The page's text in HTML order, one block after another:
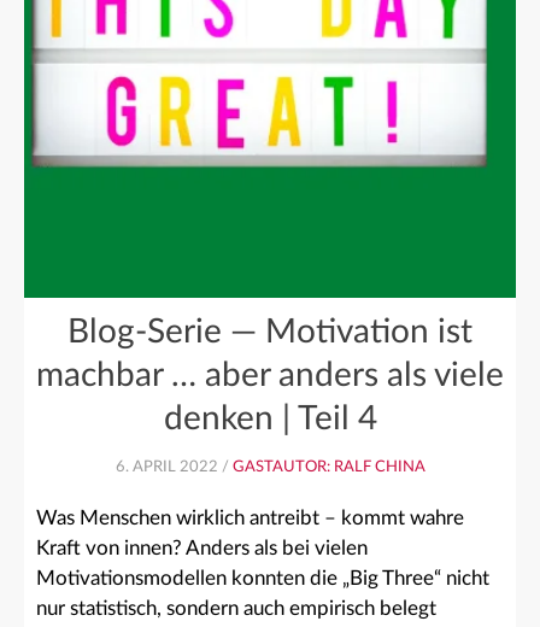
Blog-Serie — Motivation ist
machbar … aber anders als viele
denken | Teil 4
6. APRIL 2022 / GASTAUTOR: RALF CHINA
Was Menschen wirklich antreibt – kommt wahre
Kraft von innen? Anders als bei vielen
Motivationsmodellen konnten die „Big Three“ nicht
nur statistisch, sondern auch empirisch belegt